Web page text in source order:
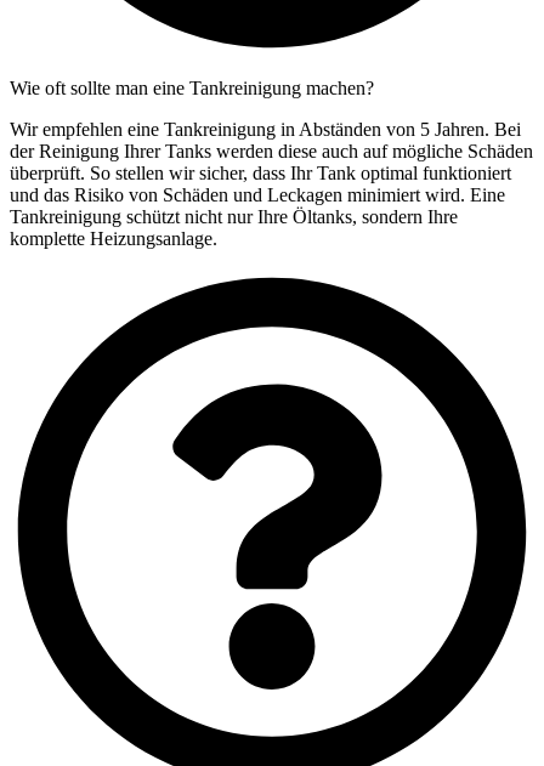
Wie oft sollte man eine Tankreinigung machen?
Wir empfehlen eine Tankreinigung in Abständen von 5 Jahren. Bei
der Reinigung Ihrer Tanks werden diese auch auf mögliche Schäden
überprüft. So stellen wir sicher, dass Ihr Tank optimal funktioniert
und das Risiko von Schäden und Leckagen minimiert wird. Eine
Tankreinigung schützt nicht nur Ihre Öltanks, sondern Ihre
komplette Heizungsanlage.